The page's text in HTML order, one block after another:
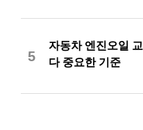
5
자동차 엔진오일
다 중요한 기준